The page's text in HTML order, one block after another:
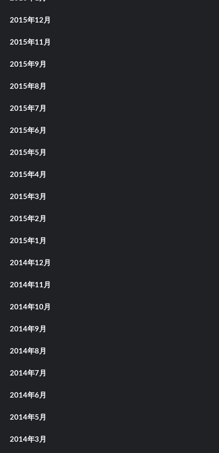
2015年12月
2015年11月
2015年9月
2015年8月
2015年7月
2015年6月
2015年5月
2015年4月
2015年3月
2015年2月
2015年1月
2014年12月
2014年11月
2014年10月
2014年9月
2014年8月
2014年7月
2014年6月
2014年5月
2014年3月